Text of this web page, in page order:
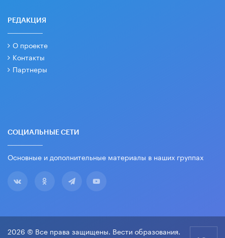
РЕДАКЦИЯ
О проекте
Контакты
Партнеры
СОЦИАЛЬНЫЕ СЕТИ
Основные и дополнительные материалы в наших группах
2026 © Все права защищены. Вести образования.